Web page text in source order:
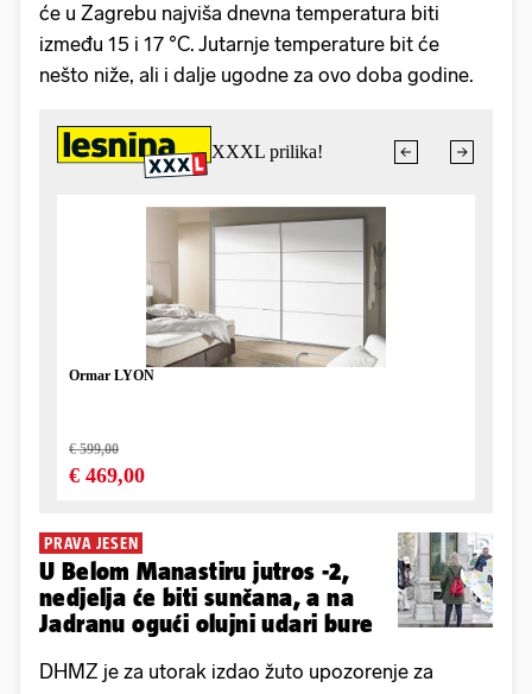
će u Zagrebu najviša dnevna temperatura biti
između 15 i 17 °C. Jutarnje temperature bit će
nešto niže, ali i dalje ugodne za ovo doba godine.
PRAVA JESEN
U Belom Manastiru jutros -2,
nedjelja će biti sunčana, a na
Jadranu ogući olujni udari bure
DHMZ je za utorak izdao žuto upozorenje za